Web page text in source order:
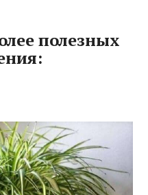
полезных